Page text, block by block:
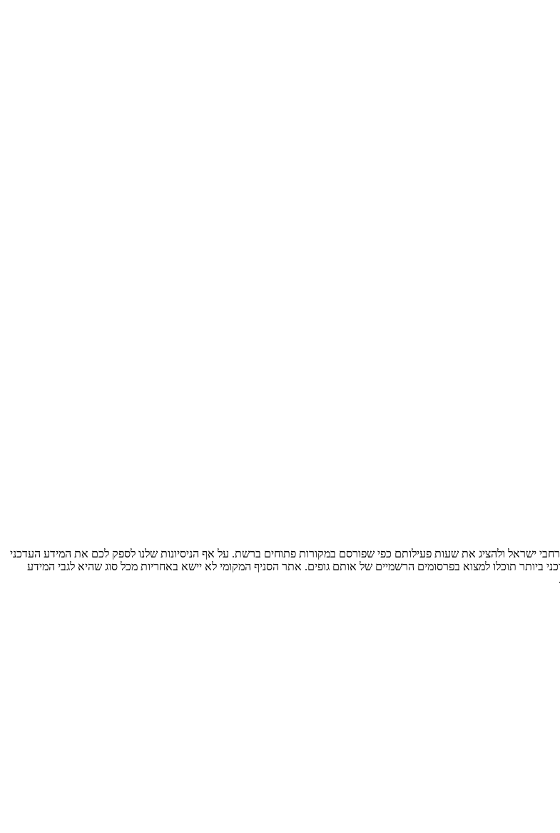
ישראל ולהציג את שעות פעילותם כפי שפורסם במקורות פתוחים ברשת. על אף הניסיונות שלנו לספק לכם את המידע העדכני
ביותר תוכלו למצוא בפרסומים הרשמיים של אותם גופים. אתר הסניף המקומי לא יישא באחריות מכל סוג שהיא לגבי המידע